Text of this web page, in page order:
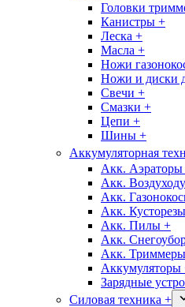
Головки
Канистры +
Леска +
Масла +
Ножи
Ножи и диски
Свечи +
Смазки +
Цепи +
Шины +
Аккумуляторная
Акк. Аэраторы
Акк.
Акк.
Акк.
Акк. Пилы +
Акк.
Акк.
Аккумуляторы
Зарядные
Силовая техника +